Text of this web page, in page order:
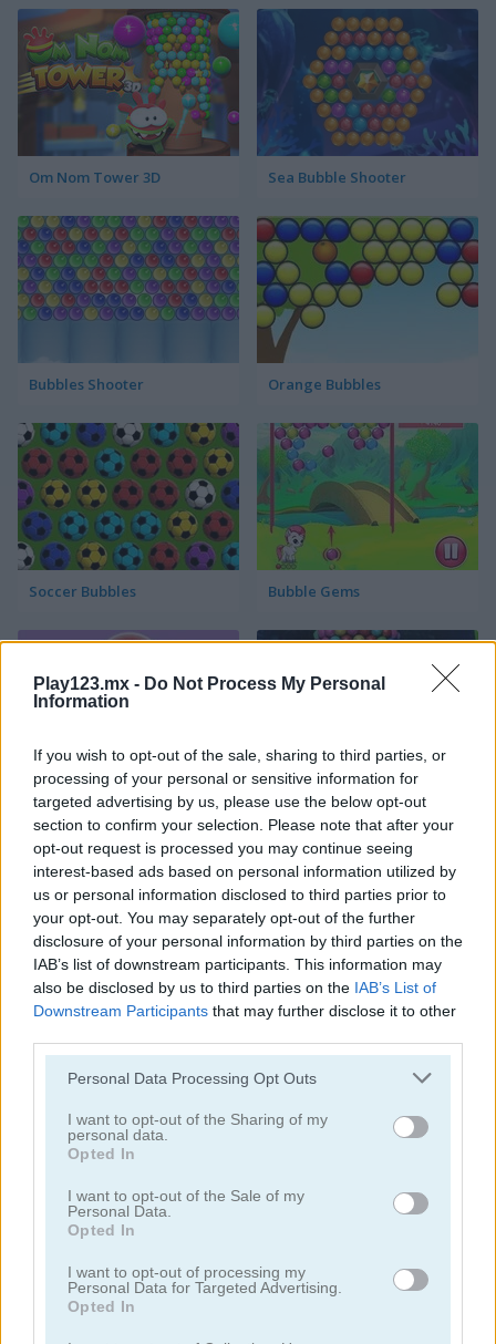
Play123.mx - Do Not Process My Personal
Information
If you wish to opt-out of the sale, sharing to third parties, or
processing of your personal or sensitive information for
targeted advertising by us, please use the below opt-out
section to confirm your selection. Please note that after your
opt-out request is processed you may continue seeing
interest-based ads based on personal information utilized by
us or personal information disclosed to third parties prior to
your opt-out. You may separately opt-out of the further
disclosure of your personal information by third parties on the
IAB’s list of downstream participants. This information may
also be disclosed by us to third parties on the IAB’s List of
Downstream Participants that may further disclose it to other
Personal Data Processing Opt Outs
I want to opt-out of the Sharing of my
personal data.
Opted In
I want to opt-out of the Sale of my
Personal Data.
Opted In
I want to opt-out of processing my
Personal Data for Targeted Advertising.
Opted In
Om Nom Tower 3D Sea Bubble Shooter
Bubbles Shooter Orange Bubbles
Soccer Bubbles Bubble Gems
Bubble Spirit Bubble Tower 3D
Smarty Bubbles 2 Bubble Woods
Categorías Relacionadas